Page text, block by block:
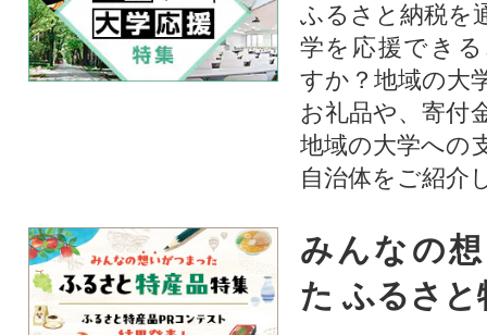
ふるさと納税を
学を応援でき
すか？地域の大
お礼品や、寄付
地域の大学への
自治体をご紹介
みんなの
た ふるさと